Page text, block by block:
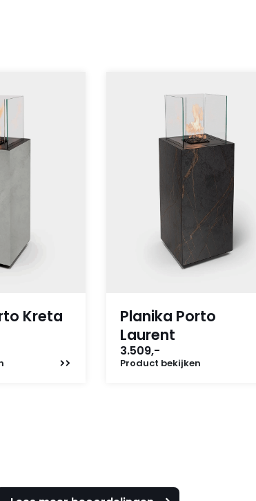
Kreta
Planika Porto
Laurent
3.509,-
Product bekijken